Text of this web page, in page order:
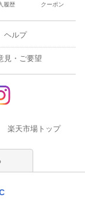
られてきた人びとへ
てやまない。 園
にとって大事なこ
という著名なピアニ
んの写真を見なが
思い出していた。 僕
写真たち。会ったこ
も会うことはないで
は音楽を感じる。ハ
負い、家族の悲しみ
生きてる。 息を
言葉を抱きしめてあ
など、いないよ」
履歴 クーポン
ヘルプ
見・ご要望
楽天市場トップ